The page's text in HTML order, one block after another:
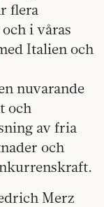
flera
i våras
Italien och
nuvarande
och
av fria
och
Merz